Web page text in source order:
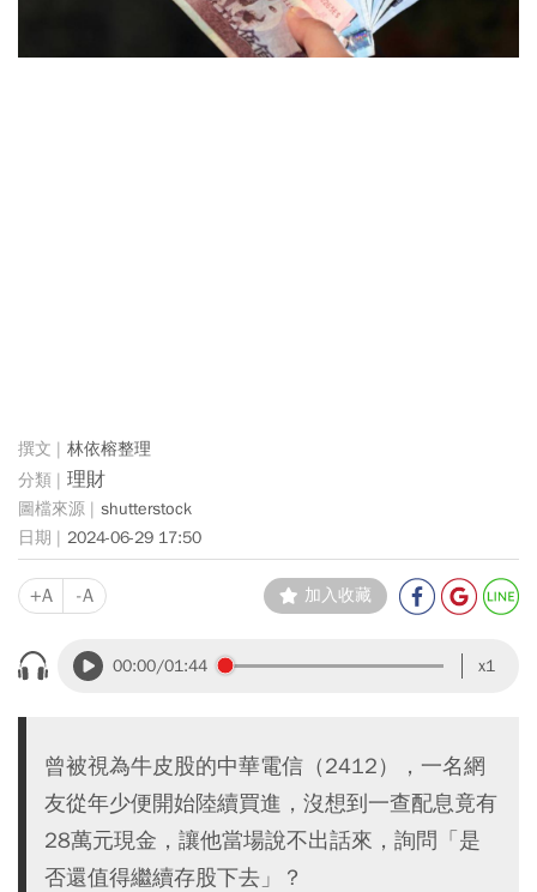
林依榕整理
理財
shutterstock
2024-06-29 17:50
+A -A 加入收藏
00:00/01:44 x1
曾被視為牛皮股的中華電信（2412），一名網
友從年少便開始陸續買進，沒想到一查配息竟有
28萬元現金，讓他當場說不出話來，詢問「是
否還值得繼續存股下去」？